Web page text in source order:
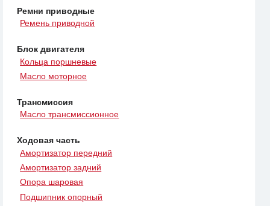
Ремни приводные
Ремень приводной
Блок двигателя
Кольца поршневые
Масло моторное
Трансмиссия
Масло трансмиссионное
Ходовая часть
Амортизатор передний
Амортизатор задний
Опора шаровая
Подшипник опорный